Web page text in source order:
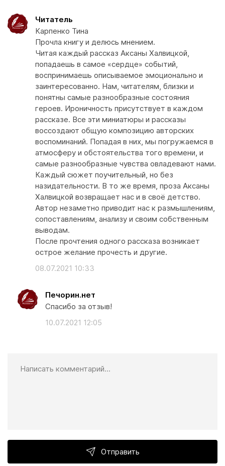
Читатель
Карпенко Тина
Прочла книгу и делюсь мнением.
Читая каждый рассказ Аксаны Халвицкой,
попадаешь в самое «сердце» событий,
воспринимаешь описываемое эмоционально и
заинтересованно. Нам, читателям, близки и
понятны самые разнообразные состояния
героев. Ироничность присутствует в каждом
рассказе. Все эти миниатюры и рассказы
воссоздают общую композицию авторских
воспоминаний. Попадая в них, мы погружаемся в
атмосферу и обстоятельства того времени, и
самые разнообразные чувства овладевают нами.
Каждый сюжет поучительный, но без
назидательности. В то же время, проза Аксаны
Халвицкой возвращает нас и в своё детство.
Автор незаметно приводит нас к размышлениям,
сопоставлениям, анализу и своим собственным
выводам.
После прочтения одного рассказа возникает
острое желание прочесть и другие.
08.07.2021 10:33
Печорин.нет
Спасибо за отзыв!
10.07.2021 12:05
Отправить